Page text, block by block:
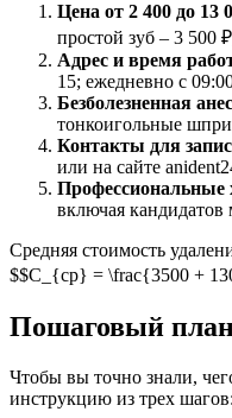
Цена от 2 400 до 13
простой зуб – 3 500
Адрес и время
15; ежедневно с
Безболезненная
тонкоигольные
Контакты для
или на сайте
Профессиональные
включая
Средняя стоимость
$$C_{ср} = \frac{3500 +
Пошаговый план
Чтобы вы точно знали,
инструкцию из трех шагов: